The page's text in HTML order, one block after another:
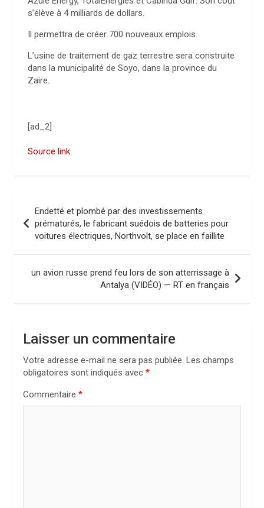
s’élève à 4 milliards de dollars.
Il permettra de créer 700 nouveaux emplois.
L’usine de traitement de gaz terrestre sera construite
dans la municipalité de Soyo, dans la province du
Zaire.
[ad_2]
Source link
i
Endetté et plombé par des investissements
prématurés, le fabricant suédois de batteries pour
voitures électriques, Northvolt, se place en faillite
un avion russe prend feu lors de son atterrissage à
Antalya (VIDÉO) — RT en français
Laisser un commentaire
Votre adresse e-mail ne sera pas publiée. Les champs
obligatoires sont indiqués avec *
Commentaire *